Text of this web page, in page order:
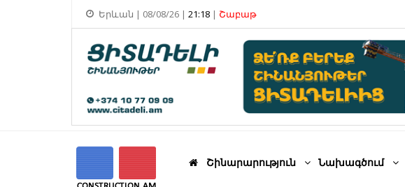
Երևան | 08/08/26 | 21:18 | Շաբաթ
Շինարարություն Նախագծում